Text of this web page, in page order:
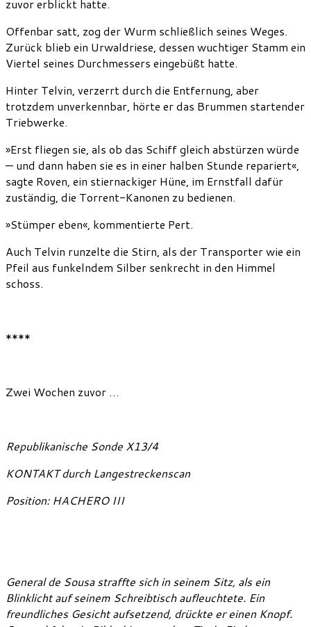
zuvor erblickt hatte.
Offenbar satt, zog der Wurm schließlich seines Weges.
Zurück blieb ein Urwaldriese, dessen wuchtiger Stamm ein
Viertel seines Durchmessers eingebüßt hatte.
Hinter Telvin, verzerrt durch die Entfernung, aber
trotzdem unverkennbar, hörte er das Brummen startender
Triebwerke.
»Erst fliegen sie, als ob das Schiff gleich abstürzen würde
— und dann haben sie es in einer halben Stunde repariert«,
sagte Roven, ein stiernackiger Hüne, im Ernstfall dafür
zuständig, die Torrent-Kanonen zu bedienen.
»Stümper eben«, kommentierte Pert.
Auch Telvin runzelte die Stirn, als der Transporter wie ein
Pfeil aus funkelndem Silber senkrecht in den Himmel
schoss.
****
Zwei Wochen zuvor …
Republikanische Sonde X13/4
KONTAKT durch Langestreckenscan
Position: HACHERO III
General de Sousa straffte sich in seinem Sitz, als ein
Blinklicht auf seinem Schreibtisch aufleuchtete. Ein
freundliches Gesicht aufsetzend, drückte er einen Knopf.